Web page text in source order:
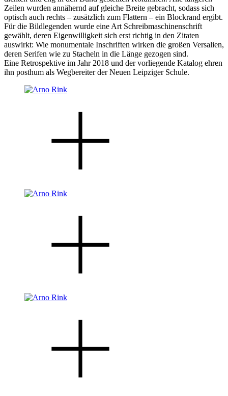
Zeilen wurden annähernd auf gleiche Breite gebracht, sodass sich
optisch auch rechts – zusätzlich zum Flattern – ein Blockrand ergibt.
Für die Bildlegenden wurde eine Art Schreibmaschinenschrift
gewählt, deren Eigenwilligkeit sich erst richtig in den Zitaten
auswirkt: Wie monumentale Inschriften wirken die großen Versalien,
deren Serifen wie zu Stacheln in die Länge gezogen sind.
Eine Retrospektive im Jahr 2018 und der vorliegende Katalog ehren
ihn posthum als Wegbereiter der Neuen Leipziger Schule.